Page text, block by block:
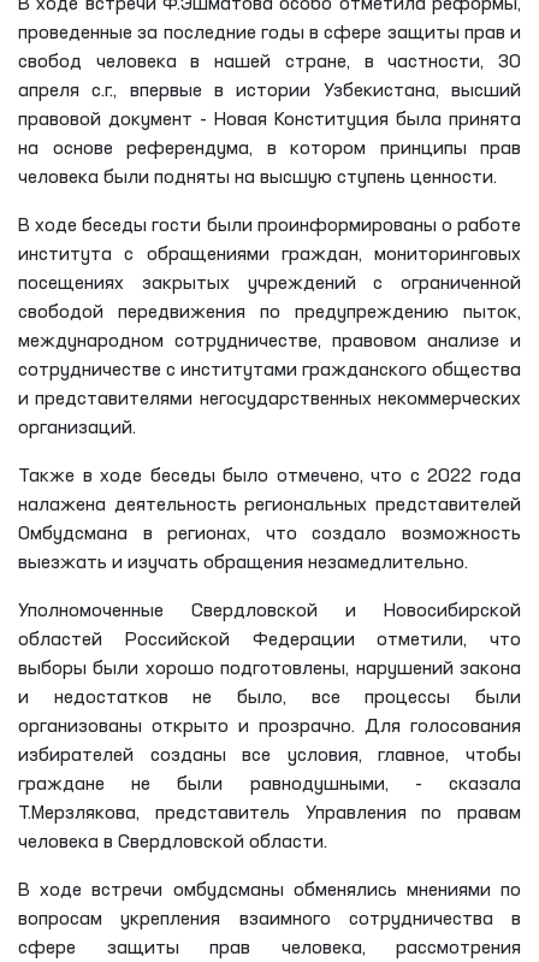
В ходе встречи Ф.Эшматова особо отметила реформы,
проведенные за последние годы в сфере защиты прав и
свобод человека в нашей стране, в частности, 30
апреля с.г., впервые в истории Узбекистана, высший
правовой документ - Новая Конституция была принята
на основе референдума, в котором принципы прав
человека были подняты на высшую ступень ценности.
В ходе беседы гости были проинформированы о работе
института с обращениями граждан, мониторинговых
посещениях закрытых учреждений с ограниченной
свободой передвижения по предупреждению пыток,
международном сотрудничестве, правовом анализе и
сотрудничестве с институтами гражданского общества
и представителями негосударственных некоммерческих
организаций.
Также в ходе беседы было отмечено, что с 2022 года
налажена деятельность региональных представителей
Омбудсмана в регионах, что создало возможность
выезжать и изучать обращения незамедлительно.
Уполномоченные Свердловской и Новосибирской
областей Российской Федерации отметили, что
выборы были хорошо подготовлены, нарушений закона
и недостатков не было, все процессы были
организованы открыто и прозрачно. Для голосования
избирателей созданы все условия, главное, чтобы
граждане не были равнодушными, - сказала
Т.Мерзлякова, представитель Управления по правам
человека в Свердловской области.
В ходе встречи омбудсманы обменялись мнениями по
вопросам укрепления взаимного сотрудничества в
сфере защиты прав человека, рассмотрения